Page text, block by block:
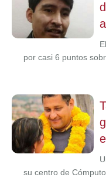
por casi 6 puntos
su centro de